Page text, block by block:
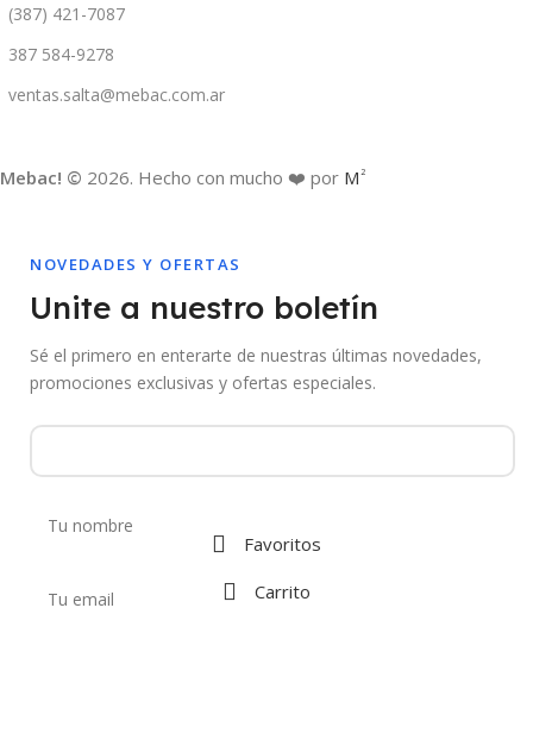
(387) 421-7087
387 584-9278
ventas.salta@mebac.com.ar
Mebac! © 2026. Hecho con mucho ❤️ por M 2
NOVEDADES Y OFERTAS
Unite a nuestro boletín
Sé el primero en enterarte de nuestras últimas novedades,
promociones exclusivas y ofertas especiales.
Favoritos
Carrito